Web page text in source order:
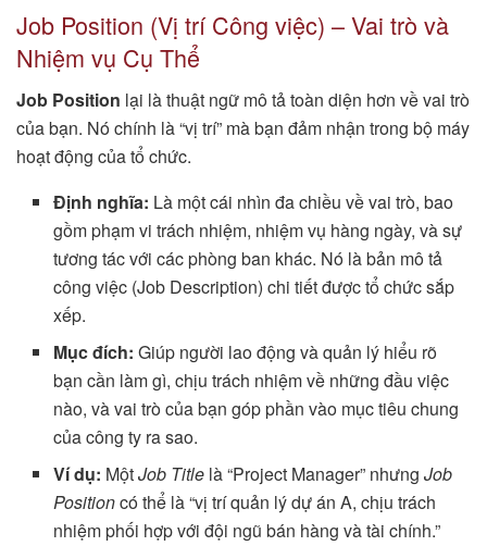
Job Position (Vị trí Công việc) – Vai trò và
Nhiệm vụ Cụ Thể
Job Position lại là thuật ngữ mô tả toàn diện hơn về vai trò
của bạn. Nó chính là “vị trí” mà bạn đảm nhận trong bộ máy
hoạt động của tổ chức.
Định nghĩa: Là một cái nhìn đa chiều về vai trò, bao
gồm phạm vi trách nhiệm, nhiệm vụ hàng ngày, và sự
tương tác với các phòng ban khác. Nó là bản mô tả
công việc (Job Description) chi tiết được tổ chức sắp
xếp.
Mục đích: Giúp người lao động và quản lý hiểu rõ
bạn cần làm gì, chịu trách nhiệm về những đầu việc
nào, và vai trò của bạn góp phần vào mục tiêu chung
của công ty ra sao.
Ví dụ: MộtJob Title là “Project Manager” nhưngJob
Positioncó thể là “vị trí quản lý dự án A, chịu trách
nhiệm phối hợp với đội ngũ bán hàng và tài chính.”